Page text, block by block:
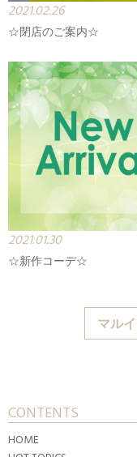
2021.02.26
☆閉店のご案内☆
2021.01.30
☆新作コーデ☆
マル
CONTENTS
HOME